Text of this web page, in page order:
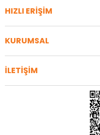
HIZLI ERİŞİM
KURUMSAL
İLETİŞİM